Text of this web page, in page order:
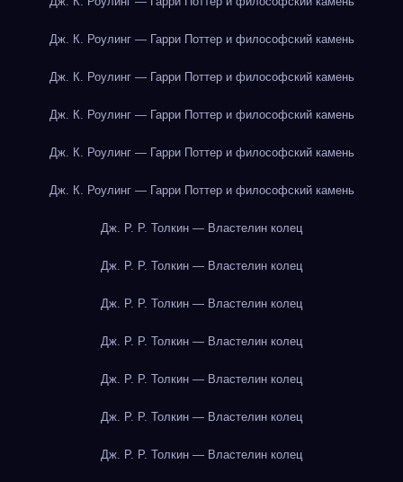
Дж. К. Роулинг — Гарри Поттер и философский камень
Дж. К. Роулинг — Гарри Поттер и философский камень
Дж. К. Роулинг — Гарри Поттер и философский камень
Дж. К. Роулинг — Гарри Поттер и философский камень
Дж. К. Роулинг — Гарри Поттер и философский камень
Дж. Р. Р. Толкин — Властелин колец
Дж. Р. Р. Толкин — Властелин колец
Дж. Р. Р. Толкин — Властелин колец
Дж. Р. Р. Толкин — Властелин колец
Дж. Р. Р. Толкин — Властелин колец
Дж. Р. Р. Толкин — Властелин колец
Дж. Р. Р. Толкин — Властелин колец